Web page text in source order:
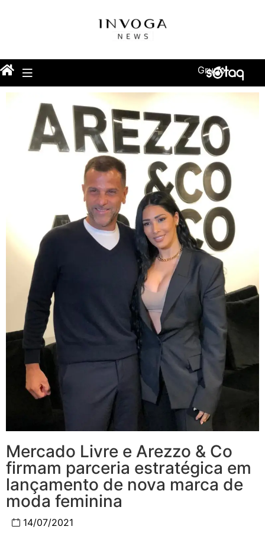
Grupo
Mercado Livre e Arezzo & Co
firmam parceria estratégica em
lançamento de nova marca de
moda feminina
14/07/2021